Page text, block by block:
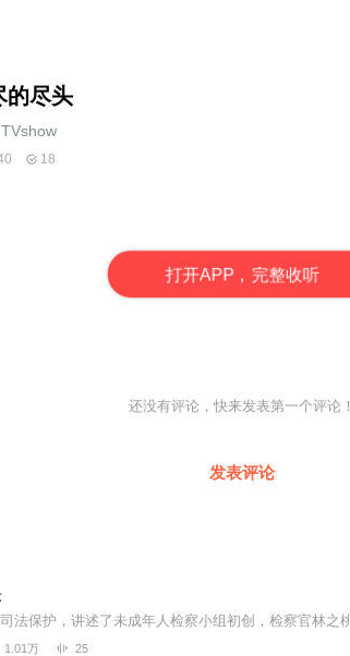
的尽头
TVshow
18
打开APP，完整收听
还没有评论，快来发表第一个评论！
发表评论
1.01万 25